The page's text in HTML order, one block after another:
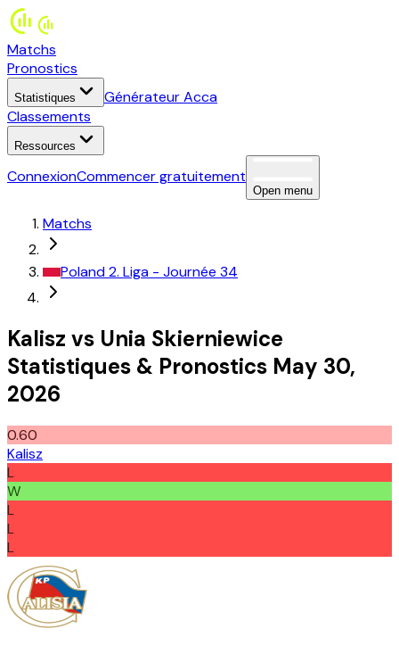
Matchs
Pronostics
Statistiques
Générateur Acca
Classements
Ressources
ConnexionCommencer gratuitement
Open menu
Matchs
Poland2. Liga - Journée 34
Kalisz vs Unia Skierniewice
Statistiques & Pronostics May 30,
2026
0.60
Kalisz
L
W
L
L
L